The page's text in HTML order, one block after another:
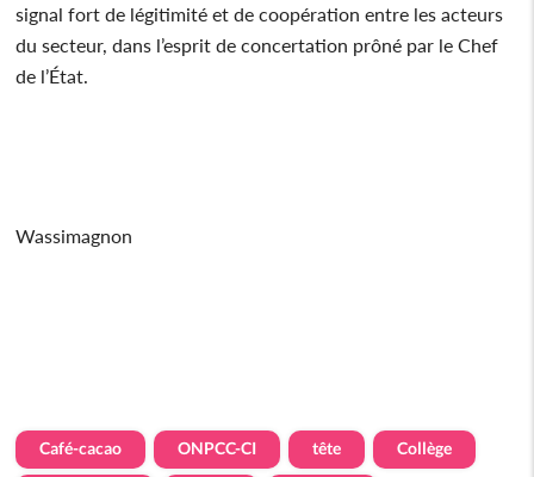
signal fort de légitimité et de coopération entre les acteurs
du secteur, dans l’esprit de concertation prôné par le Chef
de l’État.
Wassimagnon
Café-cacao ONPCC-CI tête Collège